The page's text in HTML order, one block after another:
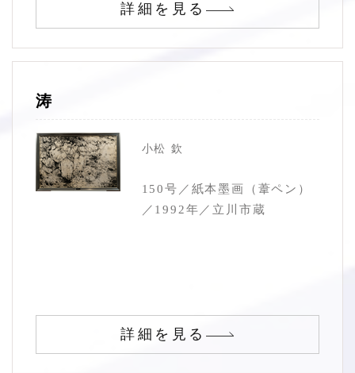
詳細を見る
涛
小松 欽
150号／紙本墨画（葦ペン）
／1992年／立川市蔵
詳細を見る